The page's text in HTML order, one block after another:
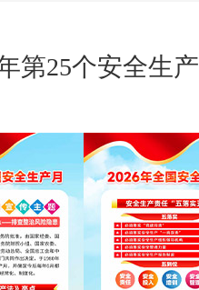
第25个安全生